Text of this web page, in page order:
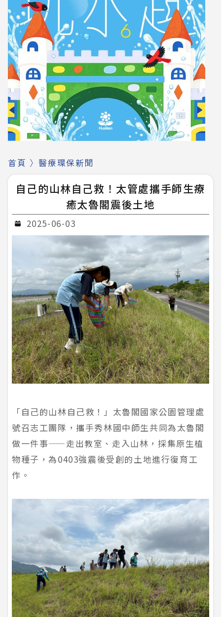
首頁 〉 醫療環保新聞
自己的山林自己救！太管處攜手師生療
癒太魯閣震後土地
2025-06-03
「自己的山林自己救！」太魯閣國家公園管理處
號召志工團隊，攜手秀林國中師生共同為太魯閣
做一件事——走出教室、走入山林，採集原生植
物種子，為0403強震後受創的土地進行復育工
作。